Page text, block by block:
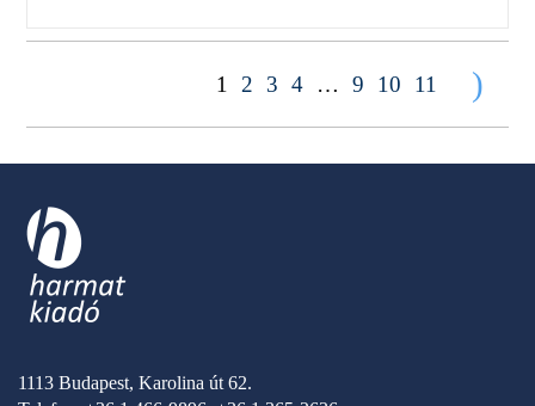
1 2 3 4 … 9 10 11 )
1113 Budapest, Karolina út 62.